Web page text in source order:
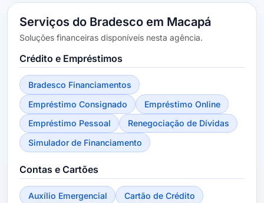
Serviços do Bradesco em Macapá
Soluções financeiras disponíveis nesta agência.
Crédito e Empréstimos
Bradesco Financiamentos
Empréstimo Consignado
Empréstimo Online
Empréstimo Pessoal
Renegociação de Dívidas
Simulador de Financiamento
Contas e Cartões
Auxílio Emergencial
Cartão de Crédito